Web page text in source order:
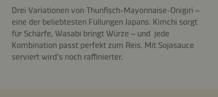
Drei Variationen von Thunfisch-Mayonnaise-Onigiri –
eine der beliebtesten Füllungen Japans. Kimchi sorgt
für Schärfe, Wasabi bringt Würze – und jede
Kombination passt perfekt zum Reis. Mit Sojasauce
serviert wird’s noch raffinierter.